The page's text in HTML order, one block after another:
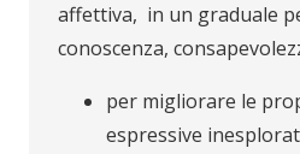
affettiva, in un graduale
conoscenza,
per migliorare le
espressive